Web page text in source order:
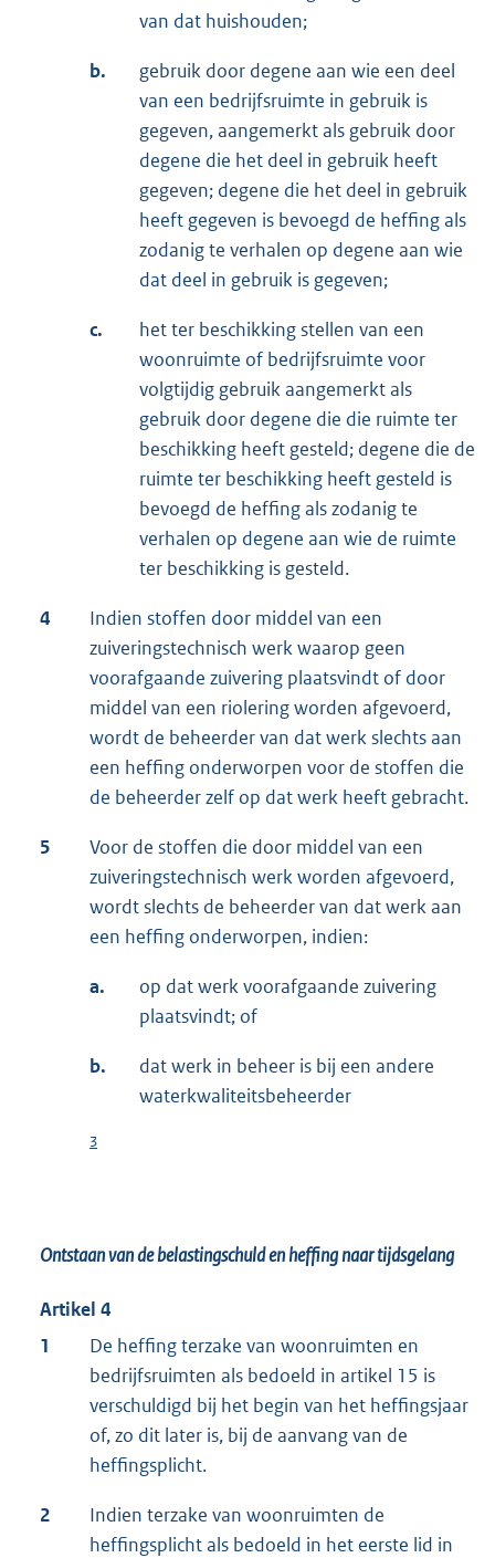
van dat huishouden;
b.
gebruik door degene aan wie een deel
van een bedrijfsruimte in gebruik is
gegeven, aangemerkt als gebruik door
degene die het deel in gebruik heeft
gegeven; degene die het deel in gebruik
heeft gegeven is bevoegd de heffing als
zodanig te verhalen op degene aan wie
dat deel in gebruik is gegeven;
c.
het ter beschikking stellen van een
woonruimte of bedrijfsruimte voor
volgtijdig gebruik aangemerkt als
gebruik door degene die die ruimte ter
beschikking heeft gesteld; degene die de
ruimte ter beschikking heeft gesteld is
bevoegd de heffing als zodanig te
verhalen op degene aan wie de ruimte
ter beschikking is gesteld.
4
Indien stoffen door middel van een
zuiveringstechnisch werk waarop geen
voorafgaande zuivering plaatsvindt of door
middel van een riolering worden afgevoerd,
wordt de beheerder van dat werk slechts aan
een heffing onderworpen voor de stoffen die
de beheerder zelf op dat werk heeft gebracht.
5
Voor de stoffen die door middel van een
zuiveringstechnisch werk worden afgevoerd,
wordt slechts de beheerder van dat werk aan
een heffing onderworpen, indien:
a.
op dat werk voorafgaande zuivering
plaatsvindt; of
b.
dat werk in beheer is bij een andere
waterkwaliteitsbeheerder
3
Ontstaan van de belastingschuld en heffing naar tijdsgelang
Artikel 4
1
De heffing terzake van woonruimten en
bedrijfsruimten als bedoeld in artikel 15 is
verschuldigd bij het begin van het heffingsjaar
of, zo dit later is, bij de aanvang van de
heffingsplicht.
2
Indien terzake van woonruimten de
heffingsplicht als bedoeld in het eerste lid in